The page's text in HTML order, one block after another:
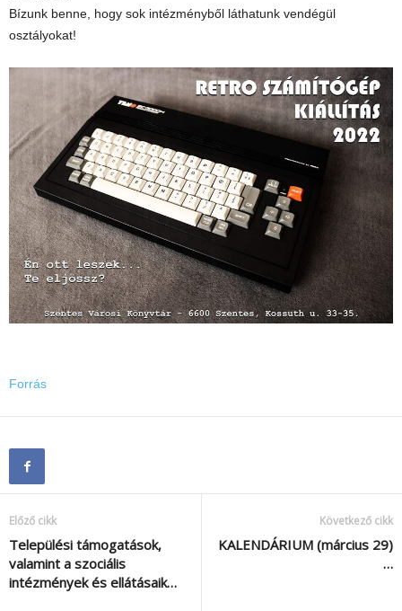
Bízunk benne, hogy sok intézményből láthatunk vendégül
osztályokat!
Forrás
Előző cikk
Települési támogatások,
valamint a szociális
intézmények és ellátásaik…
Következő cikk
KALENDÁRIUM (március 29)
…